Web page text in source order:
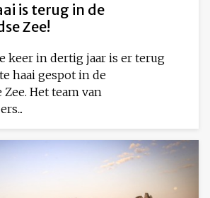
is terug in de
Zee!
keer in dertig jaar is er terug
haai gespot in de
Het team van